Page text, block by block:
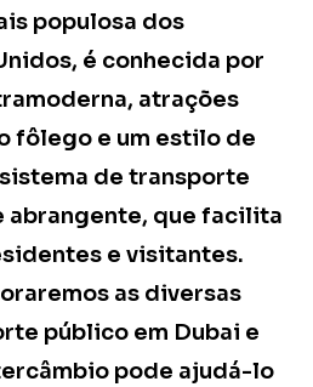
populosa dos
é conhecida por
atrações
fôlego e um estilo de
de transporte
abrangente, que facilita
e visitantes.
as diversas
público em Dubai e
pode ajudá-lo